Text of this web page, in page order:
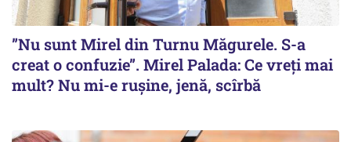
”Nu sunt Mirel din Turnu Măgurele. S-a
creat o confuzie”. Mirel Palada: Ce vreți mai
mult? Nu mi-e rușine, jenă, scîrbă